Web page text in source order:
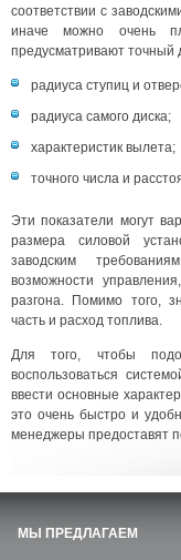
соответствии с
иначе можно очень
предусматривают точный
радиуса ступиц и
радиуса самого диска;
характеристик вылета;
точного числа и
Эти показатели могут
размера силовой
заводским
возможности
разгона. Помимо того,
часть и расход топлива.
Для того, чтобы
воспользоваться
ввести основные
это очень быстро и
менеджеры предоставят
МЫ ПРЕДЛАГАЕМ